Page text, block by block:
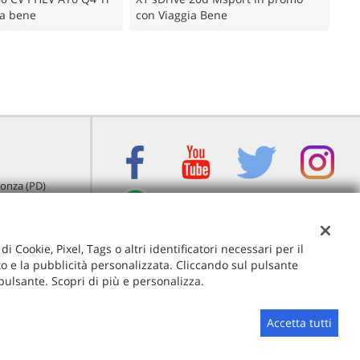
bene
con Viaggia Bene
(PD)
GestionaleAuto.com
Cookie, Pixel, Tags o altri identificatori necessari per il
la pubblicità personalizzata. Cliccando sul pulsante
Scopri di più e personalizza.
Accetta tutti